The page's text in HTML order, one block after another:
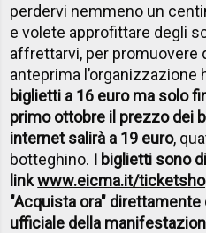
perdervi nemmeno un
e volete approfittare degli
affrettarvi, per promuovere
anteprima l’organizzazione
biglietti a 16 euro ma solo
primo ottobre il prezzo dei
internet salirà a 19 euro,
botteghino. I biglietti sono
linkwww.eicma.it/
"Acquista ora" direttamente
ufficiale della